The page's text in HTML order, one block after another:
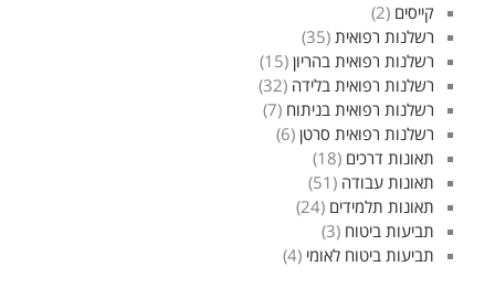
קייסים (2)
רשלנות רפואית (35)
רשלנות רפואית בהריון (15)
רשלנות רפואית בלידה (32)
רשלנות רפואית בניתוח (7)
רשלנות רפואית סרטן (6)
תאונות דרכים (18)
תאונות עבודה (51)
תאונות תלמידים (24)
תביעות ביטוח (3)
תביעות ביטוח לאומי (4)